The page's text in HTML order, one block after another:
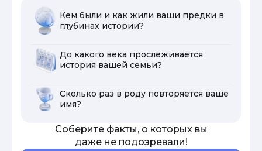
Кем были и как жили ваши предки в
глубинах истории?
До какого века прослеживается
история вашей семьи?
Сколько раз в роду повторяется ваше
имя?
Соберите факты, о которых вы
даже не подозревали!